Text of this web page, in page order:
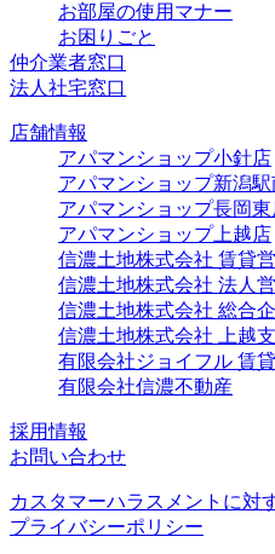
お部屋の使用マナー
お困りごと
仲介業者窓口
法人社宅窓口
店舗情報
アパマンショップ小針店
アパマンショップ新潟
アパマンショップ長岡東
アパマンショップ上越店
信濃土地株式会社 賃貸
信濃土地株式会社 法人
信濃土地株式会社 総合
信濃土地株式会社 上越
有限会社ジョイフル 賃
有限会社信濃不動産
採用情報
お問い合わせ
カスタマーハラスメントに対
プライバシーポリシー